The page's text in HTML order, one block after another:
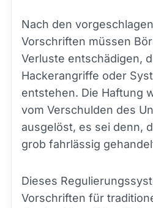
Nach den
Vorschriften müssen
Verluste entschädigen,
Hackerangriffe oder
entstehen. Die Haftung
vom Verschulden des
ausgelöst, es sei denn,
grob fahrlässig
Dieses
Vorschriften für